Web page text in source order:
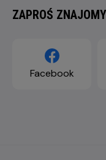
ZAPROŚ
Facebook